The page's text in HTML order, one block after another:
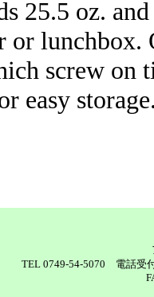
25.5 oz.
or lunchbox.
screw on
easy
TEL 0749-54-5070 電話受